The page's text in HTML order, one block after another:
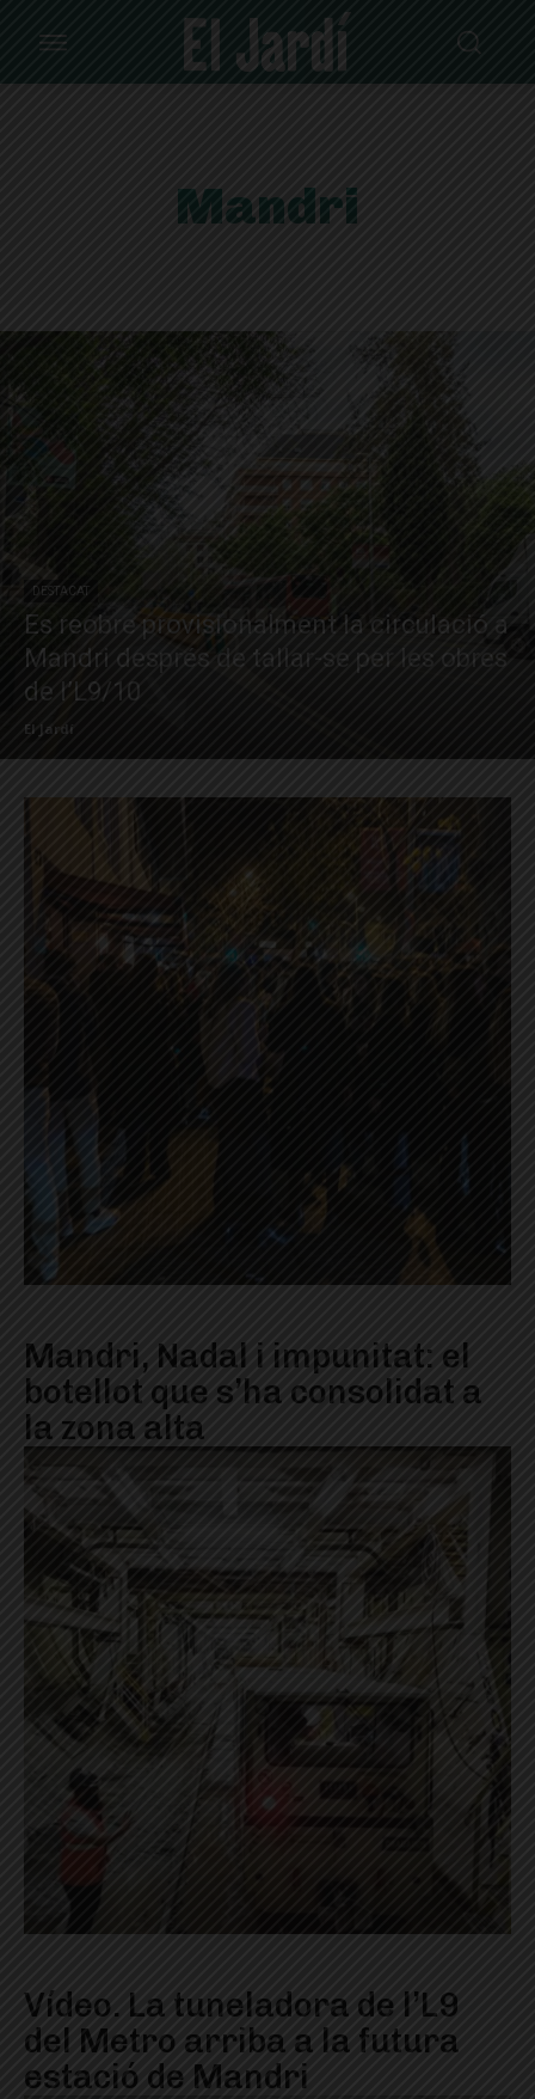
Mandri
DESTACAT
Es reobre provisionalment la circulació a
Mandri després de tallar-se per les obres
de l’L9/10
El Jardí
Mandri, Nadal i impunitat: el
botellot que s’ha consolidat a
la zona alta
Vídeo. La tuneladora de l’L9
del Metro arriba a la futura
estació de Mandri